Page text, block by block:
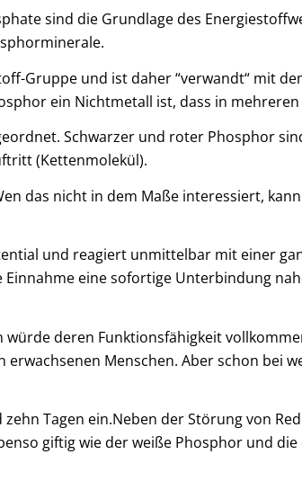
sind die Grundlage des
Gruppe und ist daher “verwandt“ mit
ein Nichtmetall ist, dass in
Schwarzer und roter Phosphor
(Kettenmolekül).
das nicht in dem Maße interessiert,
und reagiert unmittelbar mit einer
eine sofortige Unterbindung
deren Funktionsfähigkeit
Menschen. Aber schon bei
Tagen ein.Neben der Störung von
giftig wie der weiße Phosphor und